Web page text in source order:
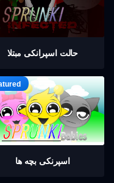
حالت اسپرانکی مبتلا
اسپرنکی بچه ها